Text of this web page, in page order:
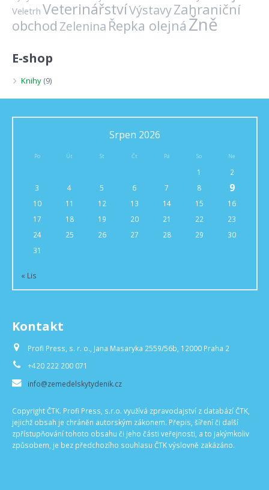
Veletrh VeterinářstvíVýstavyZahraniční
obchod Zelenina Řepka olejná Žně
E-shop
Knihy (9)
Srpen 2026
Po Út St Čt Pá So Ne
1
2
3
4 5 6 7 8 9
10 11 12 13 14 15
16
17
18 19 20 21 22
23
24
25 26 27 28 29
30
31
« Lis
Kontakt
Profi Press, s. r. o., Jana Masaryka 2559/56b, 12000 Praha 2
+420 222 200 071
info@zemedelskytydenik.cz
Copyright ČTK. Profi Press, s.r.o. využívá zpravodajství z databází ČTK,
jejichž obsah je chráněn autorským zákonem. Přepis, šíření či další
zpřístupňování tohoto obsahu či jeho části veřejnosti, a to jakýmkoliv
způsobem, je bez předchozího souhlasu ČTK výslovně zakázáno.